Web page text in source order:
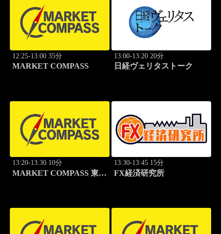
12:25-13:00 35分
MARKET COMPASS
13:00-13:20 20分
日経ヴェリタストーク
13:20-13:30 10分
MARKET COMPASS 東証
13:30-13:45 15分
FX経済研究所